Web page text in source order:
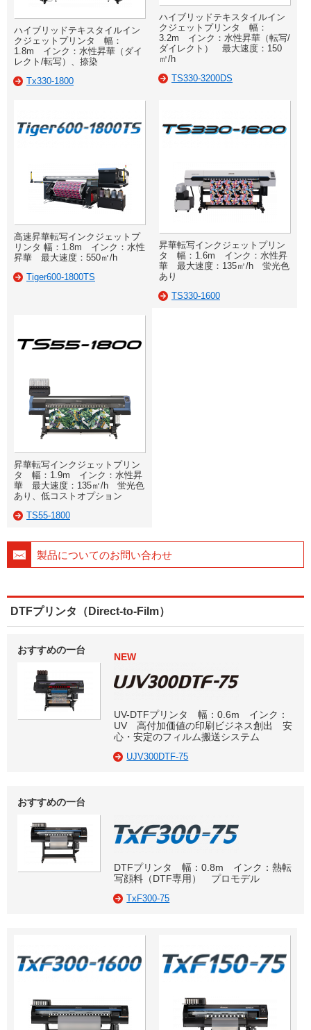
ハイブリッドテキスタイルイン
クジェットプリンタ 幅：
1.8m インク：水性昇華（ダイ
レクト/転写）、捺染
Tx330-1800
ハイブリッドテキスタイルイン
クジェットプリンタ 幅：
3.2m インク：水性昇華（転写/
ダイレクト） 最大速度：150
㎡/h
TS330-3200DS
高速昇華転写インクジェットプ
リンタ 幅：1.8m インク：水性
昇華 最大速度：550㎡/h
Tiger600-1800TS
昇華転写インクジェットプリン
タ 幅：1.6m インク：水性昇
華 最大速度：135㎡/h 蛍光色
あり
TS330-1600
昇華転写インクジェットプリン
タ 幅：1.9m インク：水性昇
華 最大速度：135㎡/h 蛍光色
あり、低コストオプション
TS55-1800
製品についてのお問い合わせ
DTFプリンタ（Direct-to-Film）
おすすめの一台
NEW
UV-DTFプリンタ 幅：0.6m インク：
UV 高付加価値の印刷ビジネス創出 安
心・安定のフィルム搬送システム
UJV300DTF-75
おすすめの一台
DTFプリンタ 幅：0.8m インク：熱転
写顔料（DTF専用） プロモデル
TxF300-75